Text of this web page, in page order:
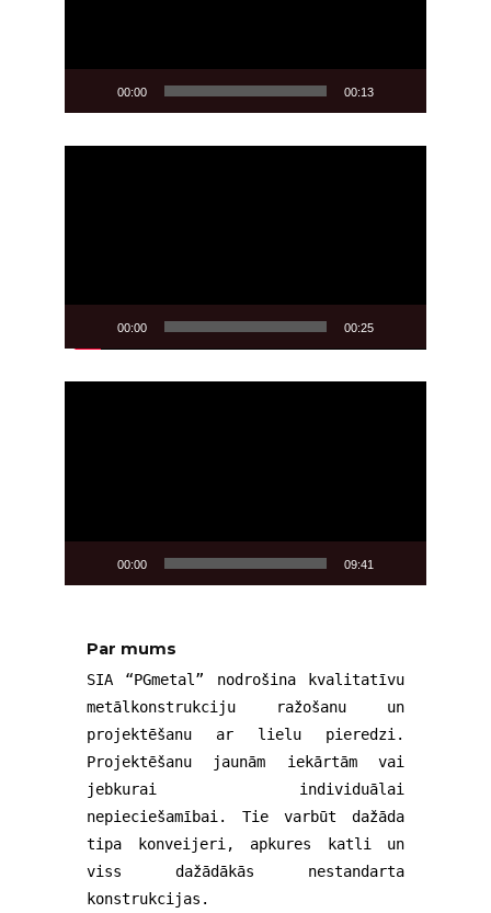
00:00 00:13
00:00 00:25
00:00 09:41
Par mums
SIA “PGmetal” nodrošina kvalitatīvu
metālkonstrukciju ražošanu un
projektēšanu ar lielu pieredzi.
Projektēšanu jaunām iekārtām vai
jebkurai individuālai
nepieciešamībai. Tie varbūt dažāda
tipa konveijeri, apkures katli un
viss dažādākās nestandarta
konstrukcijas.